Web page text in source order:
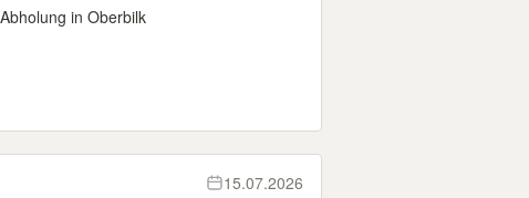
in Oberbilk
15.07.2026